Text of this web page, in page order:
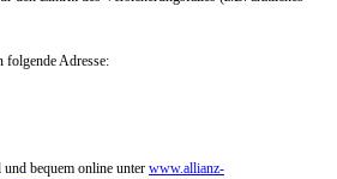
folgende Adresse:
bequem online unter www.allianz-